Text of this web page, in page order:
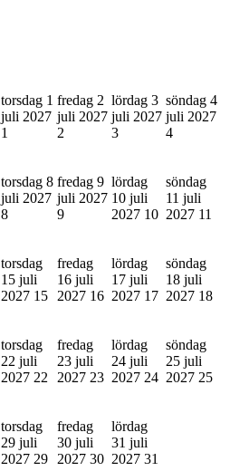
torsdag 1
juli 2027
1
fredag 2
juli 2027
2
lördag 3
juli 2027
3
söndag 4
juli 2027
4
torsdag 8
juli 2027
8
fredag 9
juli 2027
9
lördag
10 juli
2027 10
söndag
11 juli
2027 11
torsdag
15 juli
2027 15
fredag
16 juli
2027 16
lördag
17 juli
2027 17
söndag
18 juli
2027 18
torsdag
22 juli
2027 22
fredag
23 juli
2027 23
lördag
24 juli
2027 24
söndag
25 juli
2027 25
torsdag
29 juli
2027 29
fredag
30 juli
2027 30
lördag
31 juli
2027 31